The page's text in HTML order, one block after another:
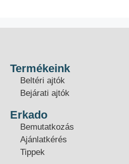
Termékeink
Beltéri ajtók
Bejárati ajtók
Erkado
Bemutatkozás
Ajánlatkérés
Tippek